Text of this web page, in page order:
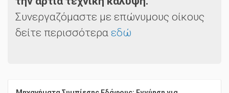
την άρτια τεχνική κάλυψη.
Συνεργαζόμαστε με επώνυμους οίκους
δείτε περισσότερα εδώ